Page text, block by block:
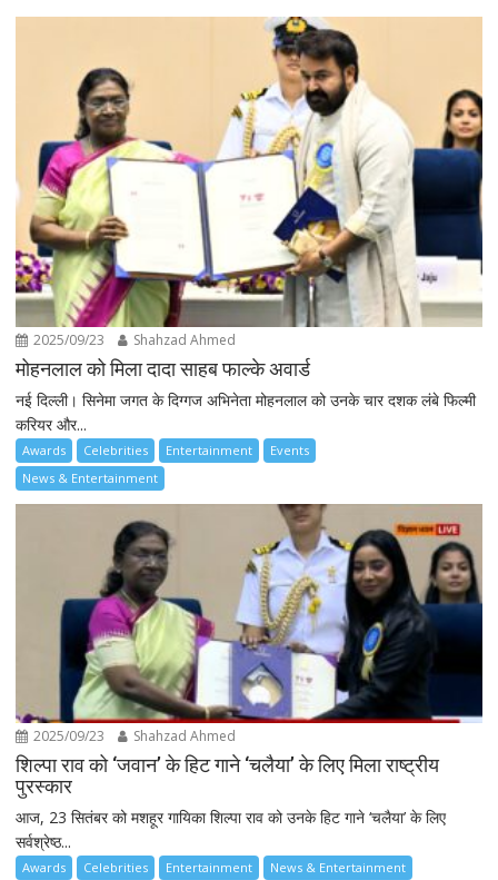
2025/09/23 Shahzad Ahmed
मोहनलाल को मिला दादा साहब फाल्के अवार्ड
नई दिल्ली। सिनेमा जगत के दिग्गज अभिनेता मोहनलाल को उनके चार दशक लंबे फिल्मी
करियर और...
Awards Celebrities Entertainment
Events
News & Entertainment
2025/09/23 Shahzad Ahmed
शिल्पा राव को ‘जवान’ के हिट गाने ‘चलैया’ के लिए मिला राष्ट्रीय
पुरस्कार
आज, 23 सितंबर को मशहूर गायिका शिल्पा राव को उनके हिट गाने ‘चलैया’ के लिए
सर्वश्रेष्ठ...
Awards Celebrities Entertainment News & Entertainment